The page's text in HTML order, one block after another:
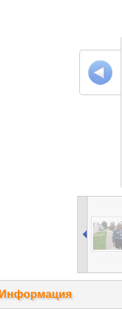
Информация